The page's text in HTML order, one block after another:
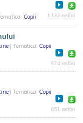
Copii 1.132 redări
| Tematica: Copii
974 redări
| Tematica: Copii
851 redări